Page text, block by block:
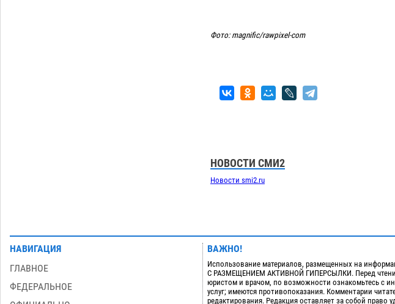
Фото: magnific/rawpixel-com
НОВОСТИ СМИ2
Новости smi2.ru
НАВИГАЦИЯ
ГЛАВНОЕ
ФЕДЕРАЛЬНОЕ
ВАЖНО!
Использование материалов, размещенных на
С РАЗМЕЩЕНИЕМ АКТИВНОЙ ГИПЕРСЫЛКИ. Перед
юристом и врачом, по возможности ознакомьтесь с
услуг; имеются противопоказания. Комментарии
редактирования. Редакция оставляет за собой право